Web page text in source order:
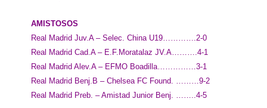
AMISTOSOS
Real Madrid Juv.A – Selec. China U19………….2-0
Real Madrid Cad.A – E.F.Moratalaz JV.A……….4-1
Real Madrid Alev.A – EFMO Boadilla……………3-1
Real Madrid Benj.B – Chelsea FC Found. ………9-2
Real Madrid Preb. – Amistad Junior Benj. ……..4-5